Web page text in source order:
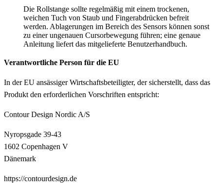
Die Rollstange sollte regelmäßig mit einem trockenen,
weichen Tuch von Staub und Fingerabdrücken befreit
werden. Ablagerungen im Bereich des Sensors können sonst
zu einer ungenauen Cursorbewegung führen; eine genaue
Anleitung liefert das mitgelieferte Benutzerhandbuch.
Verantwortliche Person für die EU
In der EU ansässiger Wirtschaftsbeteiligter, der sicherstellt, dass das
Produkt den erforderlichen Vorschriften entspricht:
Contour Design Nordic A/S
Nyropsgade 39-43
1602 Copenhagen V
Dänemark
https://contourdesign.de